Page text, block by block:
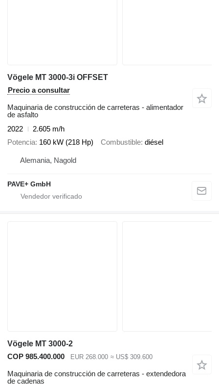
Vögele MT 3000-3i OFFSET
Precio a consultar
Maquinaria de construcción de carreteras - alimentador
de asfalto
2022
2.605 m/h
Potencia 160 kW (218 Hp) Combustible diésel
Alemania, Nagold
PAVE+ GmbH
Vögele MT 3000-2
COP 985.400.000
EUR 268.000 ≈ US$ 309.600
Maquinaria de construcción de carreteras - extendedora
de cadenas